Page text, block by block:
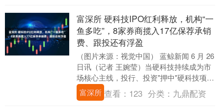
富深所 硬科技IPO红利释放，机构“一
鱼多吃”，8家券商揽入17亿保荐承销
费、跟投还有浮盈
（图片来源：视觉中国） 蓝鲸新闻 6 月 26
日讯（记者 王婉莹）当硬科技持续成为市
场核心主线，投行、投资"押中"硬科技项目
的券商也成为这轮行情中的正向受益者....
富深所 查看： 123 分类： 九鼎配资